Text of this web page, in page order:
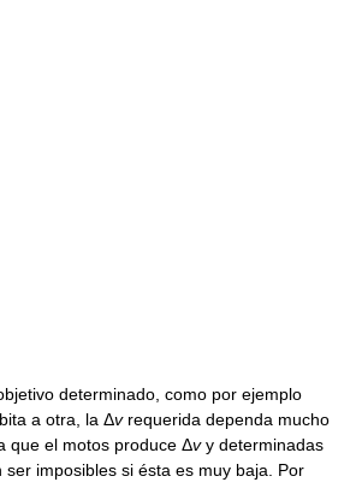
determinado, como por ejemplo
a otra, la Δvrequerida dependa mucho
que el motos produce Δvy determinadas
ser imposibles si ésta es muy baja. Por